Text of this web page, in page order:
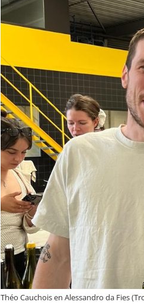
Théo Cauchois en Alessandro da Fies